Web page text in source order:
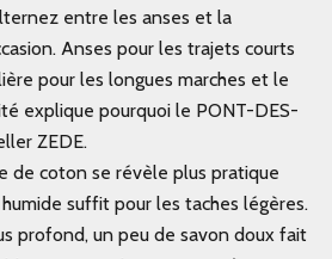
entre les anses et la
Anses pour les trajets courts
pour les longues marches et le
explique pourquoi le PONT-DES-
ZEDE.
de coton se révèle plus pratique
suffit pour les taches légères.
profond, un peu de savon doux fait